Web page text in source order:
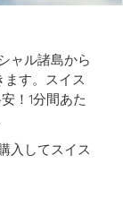
ャル諸島から
す。 スイス
！1分間あた
入してスイス